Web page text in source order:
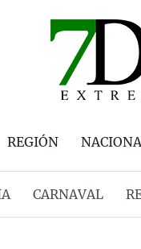
REGIÓN
CARNAVAL